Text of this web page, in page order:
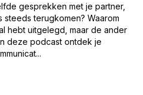
gesprekken met je partner,
terugkomen? Waarom
hebt uitgelegd, maar de ander
deze podcast ontdek je